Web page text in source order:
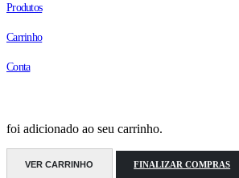
Produtos
Carrinho
Conta
foi adicionado ao seu carrinho.
VER CARRINHO FINALIZAR COMPRAS